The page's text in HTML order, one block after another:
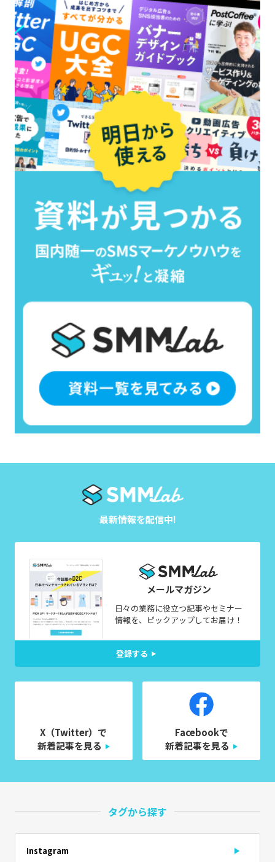
最新情報を配信中!
メールマガジン
日々の業務に役立つ記事やセミナー
情報を、ピックアップしてお届け！
登録する
X（Twitter）で
新着記事を見る
Facebookで
新着記事を見る
タグから探す
Instagram